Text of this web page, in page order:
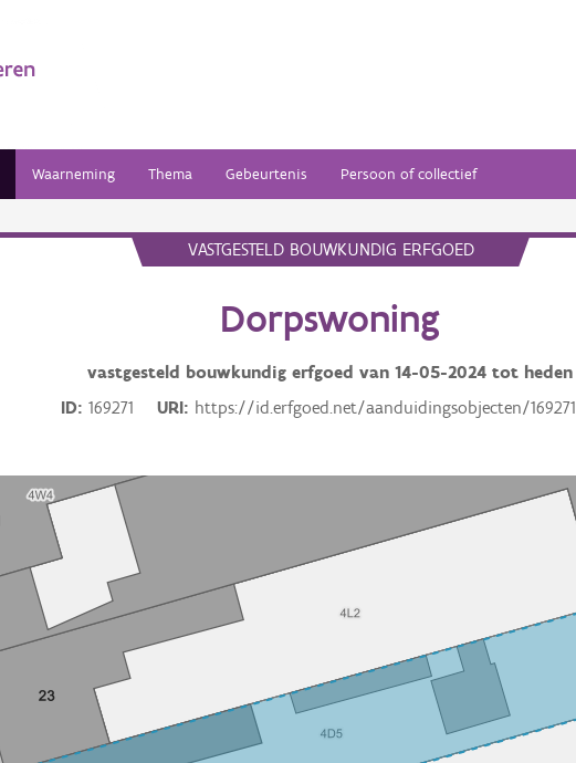
Waarneming Thema Gebeurtenis Persoon of collectief
VASTGESTELD BOUWKUNDIG ERFGOED
Dorpswoning
vastgesteld bouwkundig erfgoed van14-05-2024 tot heden
ID
169271 URI https://id.erfgoed.net/aanduidingsobjecten/169271